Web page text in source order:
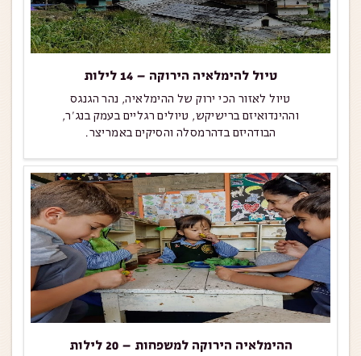
טיול להימלאיה הירוקה – 14 לילות
טיול לאזור הכי ירוק של ההימלאיה, נהר הגנגס
וההינדואיזם ברישיקש, טיולים רגליים בעמק בנג'ר,
הבודהיזם בדהרמסלה והסיקים באמריצר.
ההימלאיה הירוקה למשפחות – 20 לילות